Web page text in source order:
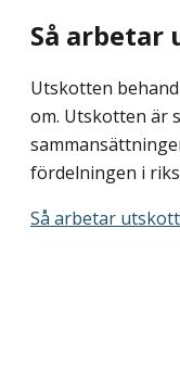
Så arbetar
Utskotten
om. Utskotten är
fördelningen i
Så arbetar